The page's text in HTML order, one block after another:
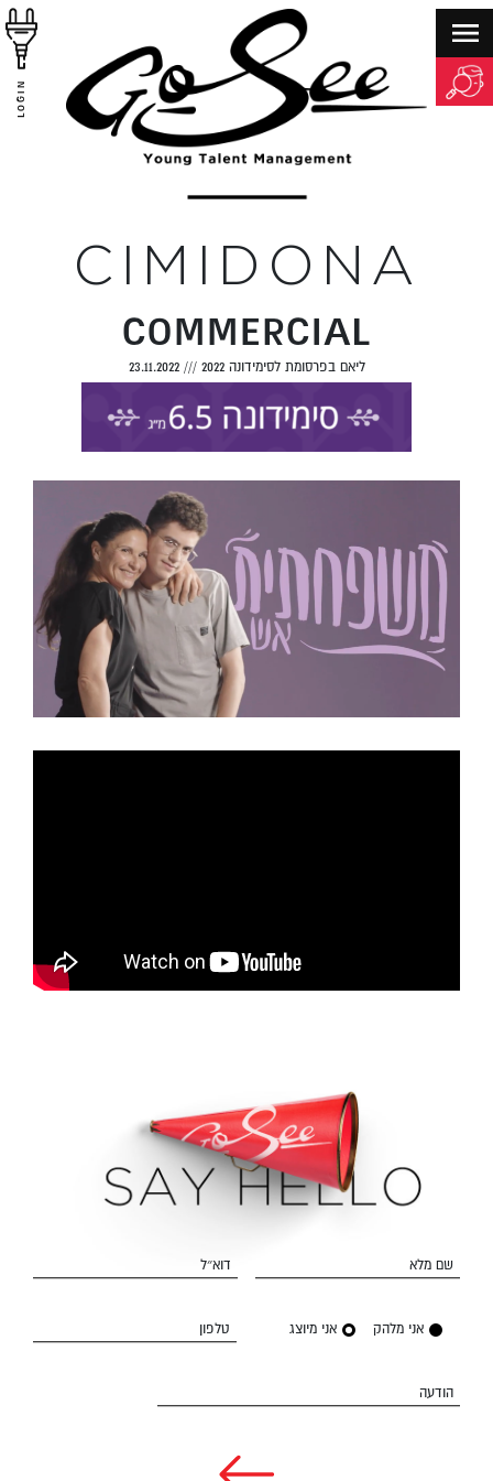
LOGIN
CIMIDONA
COMMERCIAL
ליאם בפרסומת לסימידונה 2022 ///
23.11.2022
שם מלא דוא״ל
אני מלהק אני מיוצג טלפון
הודעה